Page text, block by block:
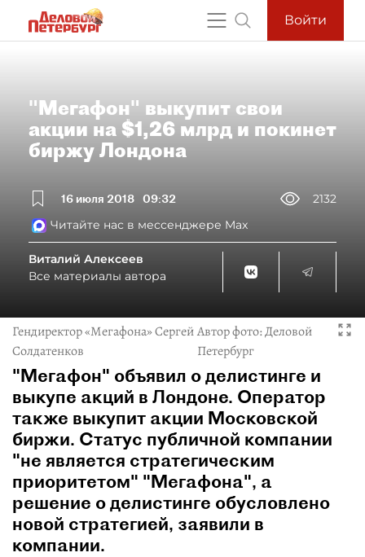
Войти
"Мегафон" выкупит свои
акции на $1,26 млрд и покинет
биржу Лондона
16 июля 2018 09:32
2132
Читайте нас в мессенджере Max
Виталий Алексеев
Все материалы автора
Гендиректор «Мегафона» Сергей
Солдатенков
Автор фото:Деловой
Петербург
"Мегафон" объявил о делистинге и
выкупе акций в Лондоне. Оператор
также выкупит акции Московской
биржи. Статус публичной компании
"не является стратегическим
приоритетом" "Мегафона", а
решение о делистинге обусловлено
новой стратегией, заявили в
компании.